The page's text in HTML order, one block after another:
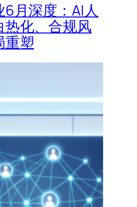
月深度：AI人
热化、合规风
重塑